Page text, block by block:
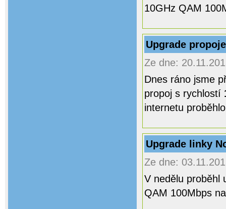
10GHz QAM
Upgrade
Ze dne:
Dnes ráno jsme
propoj s rychlostí
internetu
Upgrade linky
Ze dne:
V nedělu proběhl
QAM 100Mbps